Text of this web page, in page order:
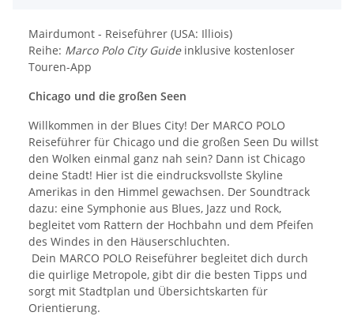
Mairdumont - Reiseführer (USA: Illiois)
Reihe: Marco Polo City Guideinklusive kostenloser
Touren-App
Chicago und die großen Seen
Willkommen in der Blues City! Der MARCO POLO
Reiseführer für Chicago und die großen Seen Du willst
den Wolken einmal ganz nah sein? Dann ist Chicago
deine Stadt! Hier ist die eindrucksvollste Skyline
Amerikas in den Himmel gewachsen. Der Soundtrack
dazu: eine Symphonie aus Blues, Jazz und Rock,
begleitet vom Rattern der Hochbahn und dem Pfeifen
des Windes in den Häuserschluchten.
Dein MARCO POLO Reiseführer begleitet dich durch
die quirlige Metropole, gibt dir die besten Tipps und
sorgt mit Stadtplan und Übersichtskarten für
Orientierung.